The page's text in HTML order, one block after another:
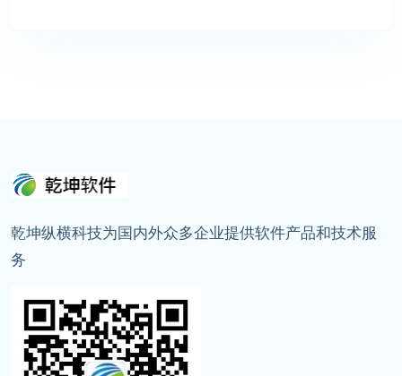
乾坤纵横科技为国内外众多企业提供软件产品和技术服
务